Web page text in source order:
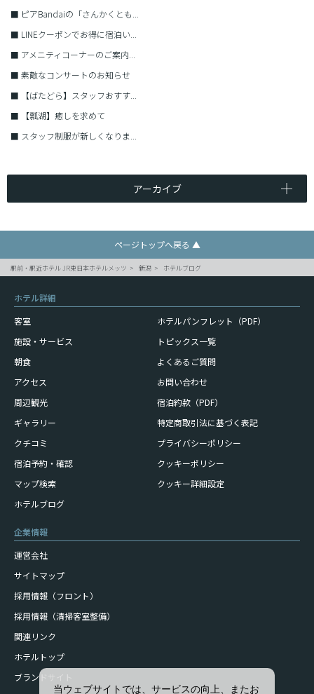
■ ピアBandaiの「さんかくとも...
■ LINEクーポンでお得に宿泊い...
■ アメニティコーナーのご案内...
■ 素敵なコンサートのお知らせ
■
【ばたどら】スタッフおすす...
■
【瓢湖】癒しを求めて
■ スタッフ制服が新しくなりま...
アーカイブ
ページトップへ戻る ▲
駅前・駅近ホテル JR東日本ホテルメッツ 新潟 ホテルブログ
ホテル詳細
客室
施設・サービス
朝食
アクセス
周辺観光
ギャラリー
クチコミ
宿泊予約・確認
マップ検索
ホテルブログ
ホテルパンフレット（PDF）
トピックス一覧
よくあるご質問
お問い合わせ
宿泊約款（PDF）
特定商取引法に基づく表記
プライバシーポリシー
クッキーポリシー
クッキー詳細設定
企業情報
運営会社
サイトマップ
採用情報（フロント）
採用情報（清掃客室整備）
関連リンク
ホテルトップ
ブランドサイト
当ウェブサイトでは、サービスの向上、またお